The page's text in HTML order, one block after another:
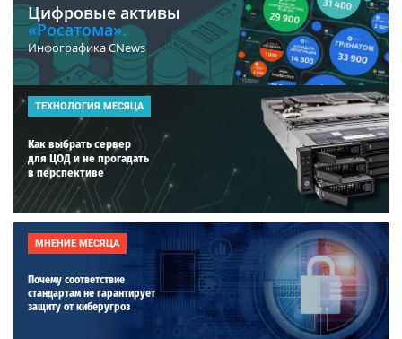
Цифровые активы
«Росатома».
Инфографика CNews
ТЕХНОЛОГИЯ МЕСЯЦА
Как выбрать сервер
для ЦОД и не прогадать
в перспективе
МНЕНИЕ МЕСЯЦА
Почему соответствие
стандартам не гарантирует
защиту от киберугроз